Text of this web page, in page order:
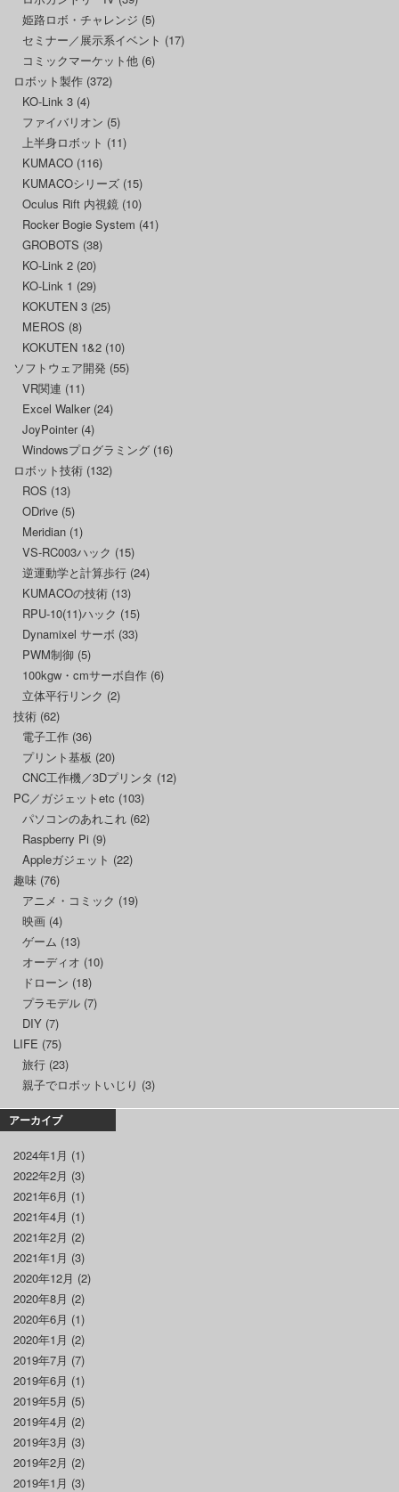
姫路ロボ・チャレンジ (5)
セミナー／展示系イベント (17)
コミックマーケット他 (6)
ロボット製作 (372)
KO-Link 3 (4)
ファイバリオン (5)
上半身ロボット (11)
KUMACO (116)
KUMACOシリーズ (15)
Oculus Rift 内視鏡 (10)
Rocker Bogie System (41)
GROBOTS (38)
KO-Link 2 (20)
KO-Link 1 (29)
KOKUTEN 3 (25)
MEROS (8)
KOKUTEN 1&2 (10)
ソフトウェア開発 (55)
VR関連 (11)
Excel Walker(24)
JoyPointer(4)
Windowsプログラミング (16)
ロボット技術 (132)
ROS (13)
ODrive (5)
Meridian (1)
VS-RC003ハック (15)
逆運動学と計算歩行 (24)
KUMACOの技術 (13)
RPU-10(11)ハック (15)
Dynamixel サーボ (33)
PWM制御 (5)
100kgw・cmサーボ自作 (6)
立体平行リンク (2)
技術 (62)
電子工作 (36)
プリント基板 (20)
CNC工作機／3Dプリンタ (12)
PC／ガジェットetc (103)
パソコンのあれこれ (62)
Raspberry Pi (9)
Appleガジェット (22)
趣味 (76)
アニメ・コミック (19)
映画 (4)
ゲーム (13)
オーディオ (10)
ドローン (18)
プラモデル (7)
DIY (7)
LIFE (75)
旅行 (23)
親子でロボットいじり (3)
アーカイブ
2024年1月 (1)
2022年2月 (3)
2021年6月 (1)
2021年4月 (1)
2021年2月 (2)
2021年1月 (3)
2020年12月 (2)
2020年8月 (2)
2020年6月 (1)
2020年1月 (2)
2019年7月 (7)
2019年6月 (1)
2019年5月 (5)
2019年4月 (2)
2019年3月 (3)
2019年2月 (2)
2019年1月 (3)